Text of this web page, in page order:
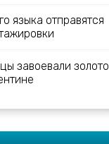
языка отправятся
завоевали золото